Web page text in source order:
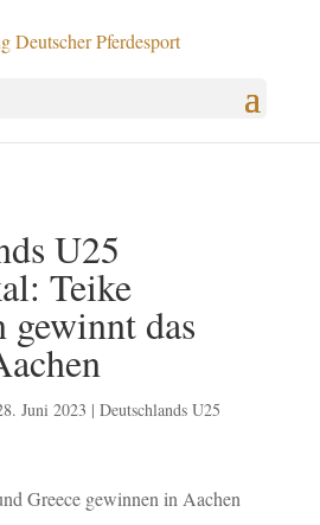
U25
Teike
gewinnt das
Juni 2023 | Deutschlands U25